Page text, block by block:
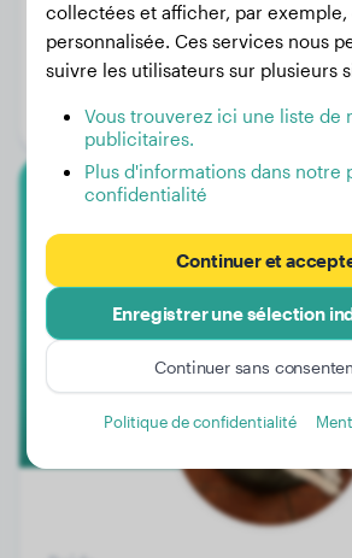
Poids:
Âge:
Genre:
Joris
collectées et afficher, par
personnalisée. Ces services nous
suivre les utilisateurs sur plusieurs
Vous trouverez ici une liste de
publicitaires.
Plus d'informations dans notre
confidentialité
Continuer et
Enregistrer une sélection
Continuer sans
Politique de confidentialité